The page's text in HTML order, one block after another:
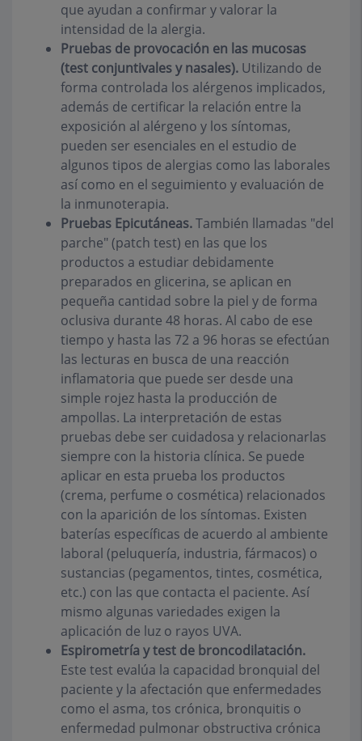
que ayudan a confirmar y valorar la
intensidad de la alergia.
Pruebas de provocación en las mucosas
(test conjuntivales y nasales). Utilizando de
forma controlada los alérgenos implicados,
además de certificar la relación entre la
exposición al alérgeno y los síntomas,
pueden ser esenciales en el estudio de
algunos tipos de alergias como las laborales
así como en el seguimiento y evaluación de
la inmunoterapia.
Pruebas Epicutáneas.También llamadas "del
parche" (patch test) en las que los
productos a estudiar debidamente
preparados en glicerina, se aplican en
pequeña cantidad sobre la piel y de forma
oclusiva durante 48 horas. Al cabo de ese
tiempo y hasta las 72 a 96 horas se efectúan
las lecturas en busca de una reacción
inflamatoria que puede ser desde una
simple rojez hasta la producción de
ampollas. La interpretación de estas
pruebas debe ser cuidadosa y relacionarlas
siempre con la historia clínica. Se puede
aplicar en esta prueba los productos
(crema, perfume o cosmética) relacionados
con la aparición de los síntomas. Existen
baterías específicas de acuerdo al ambiente
laboral (peluquería, industria, fármacos) o
sustancias (pegamentos, tintes, cosmética,
etc.) con las que contacta el paciente. Así
mismo algunas variedades exigen la
aplicación de luz o rayos UVA.
Espirometría y test de broncodilatación.
Este test evalúa la capacidad bronquial del
paciente y la afectación que enfermedades
como el asma, tos crónica, bronquitis o
enfermedad pulmonar obstructiva crónica